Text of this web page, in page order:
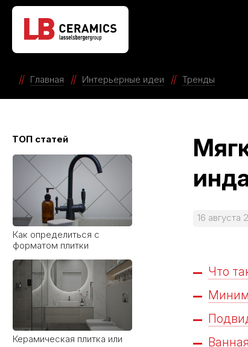
Главная Интерьерные идеи Тренды
16 августа
Что
ТОП статей
Твой уютный уголок: как
сделать квартиру местом
Ceramics
форматом плитки
Керамическая плитка или
керамогранит – все за и
Какой клей для